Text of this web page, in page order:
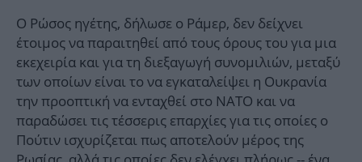
Ο Ρώσος ηγέτης, δήλωσε ο Ράμερ, δεν δείχνει
έτοιμος να παραιτηθεί από τους όρους του για μια
εκεχειρία και για τη διεξαγωγή συνομιλιών, μεταξύ
των οποίων είναι το να εγκαταλείψει η Ουκρανία
την προοπτική να ενταχθεί στο ΝΑΤΟ και να
παραδώσει τις τέσσερις επαρχίες για τις οποίες ο
Πούτιν ισχυρίζεται πως αποτελούν μέρος της